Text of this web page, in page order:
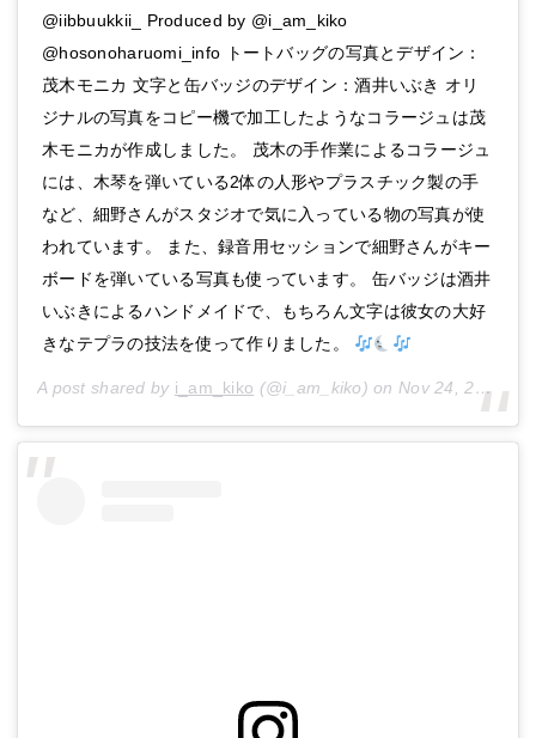
@iibbuukkii_ Produced by @i_am_kiko
@hosonoharuomi_info トートバッグの写真とデザイン：
茂木モニカ 文字と缶バッジのデザイン：酒井いぶき オリ
ジナルの写真をコピー機で加工したようなコラージュは茂
木モニカが作成しました。 茂木の手作業によるコラージュ
には、木琴を弾いている2体の人形やプラスチック製の手
など、細野さんがスタジオで気に入っている物の写真が使
われています。 また、録音用セッションで細野さんがキー
ボードを弾いている写真も使っています。 缶バッジは酒井
いぶきによるハンドメイドで、もちろん文字は彼女の大好
きなテプラの技法を使って作りました。
A post shared by i_am_kiko (@i_am_kiko) onNov 24, 2018 at 7:55pm PST